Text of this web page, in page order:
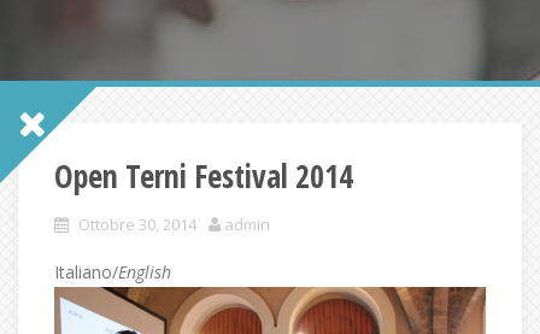
Open Terni Festival 2014
Ottobre 30, 2014 admin
Italiano/English